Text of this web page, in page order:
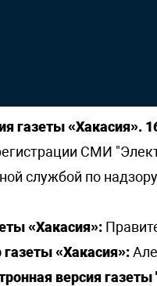
газеты «Хакасия».
СМИ
службой по
«Хакасия»:
«Хакасия»:
версия газеты